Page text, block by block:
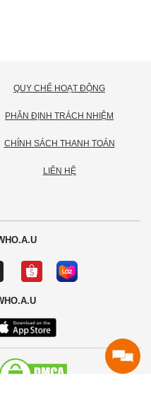
QUY CHẾ HOẠT ĐỘNG
PHÂN ĐỊNH TRÁCH NHIỆM
CHÍNH SÁCH THANH TOÁN
LIÊN HỆ